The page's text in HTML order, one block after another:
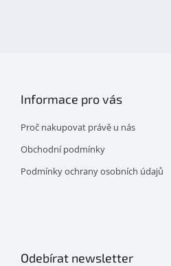
Informace pro vás
Proč nakupovat právě u nás
Obchodní podmínky
Podmínky ochrany osobních údajů
Odebírat newsletter